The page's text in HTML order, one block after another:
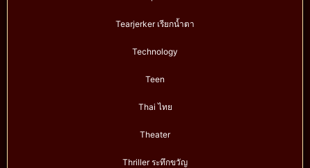
Tearjerker เรียกน้ำตา
Technology
Teen
Thai ไทย
Theater
Thriller ระทึกขวัญ